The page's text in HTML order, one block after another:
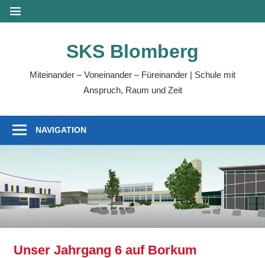
SKS Blomberg
Miteinander – Voneinander – Füreinander | Schule mit
Anspruch, Raum und Zeit
NAVIGATION
Unser Jahrgang 6 auf Borkum